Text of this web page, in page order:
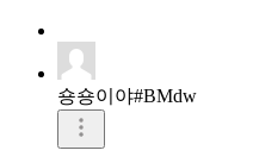
숑숑이야#BMdw